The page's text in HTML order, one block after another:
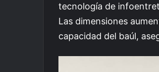
tecnología de
Las dimensiones
capacidad del baúl,